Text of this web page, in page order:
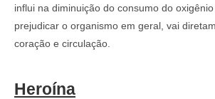
influi na diminuição do consumo do
prejudicar o organismo em geral, vai
coração e circulação.
Heroína